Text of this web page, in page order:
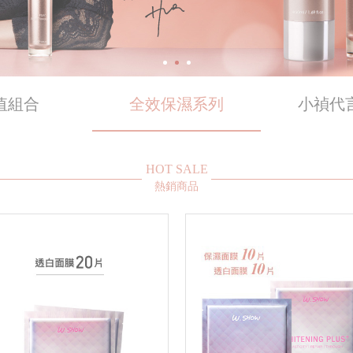
組合 全效保濕系列 小禎代
HOT SALE
熱銷商品